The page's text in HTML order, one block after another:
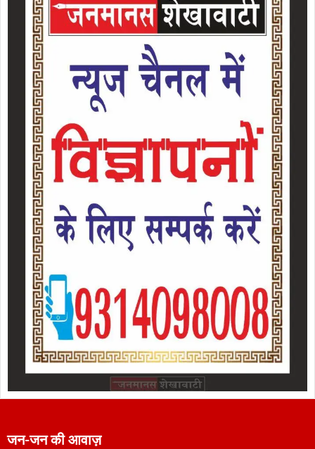
जन-जन की आवाज़